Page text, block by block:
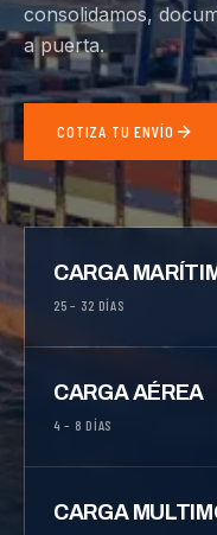
consolidamos,
a puerta.
COTIZA TU ENVÍO
CARGA
25 – 32 DÍAS
CARGA AÉREA
4 – 8 DÍAS
CARGA